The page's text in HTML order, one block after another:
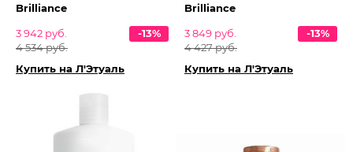
Brilliance
3 942 руб.
4 534 руб.
-13%
Купить на Л'Этуаль
Brilliance
3 849 руб.
4 427 руб.
-13%
Купить на Л'Этуаль